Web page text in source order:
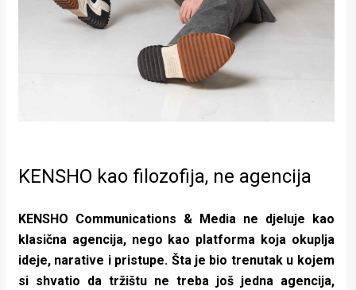
KENSHO kao filozofija, ne agencija
KENSHO Communications & Media ne djeluje kao
klasična agencija, nego kao platforma koja okuplja
ideje, narative i pristupe. Šta je bio trenutak u kojem
si shvatio da tržištu ne treba još jedna agencija,